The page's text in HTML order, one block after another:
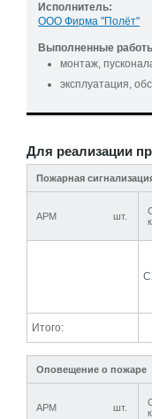
Исполнитель:
ООО Фирма "Полёт"
Выполненные
монтаж,
эксплуатация,
Для реализации
Пожарная
АРМ шт.
Итого:
Оповещение о пожаре
АРМ шт.